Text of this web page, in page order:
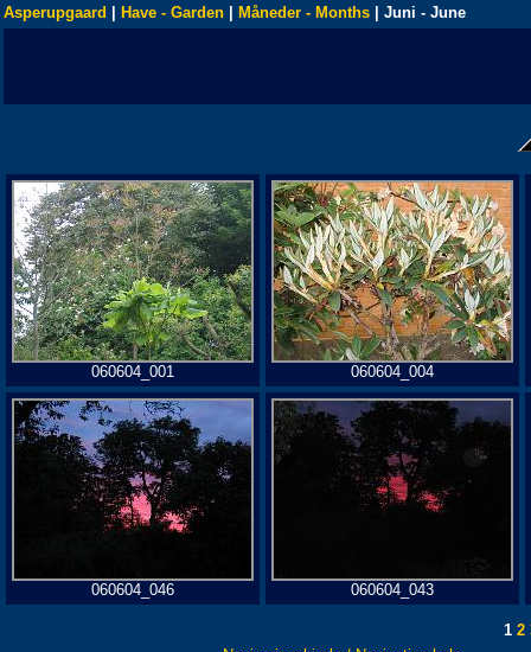
Asperupgaard Have - Garden Måneder - Months | Juni - June
060604_001 060604_004
060604_046 060604_043
1 2